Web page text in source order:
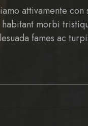
attivamente con
habitant morbi
fames ac